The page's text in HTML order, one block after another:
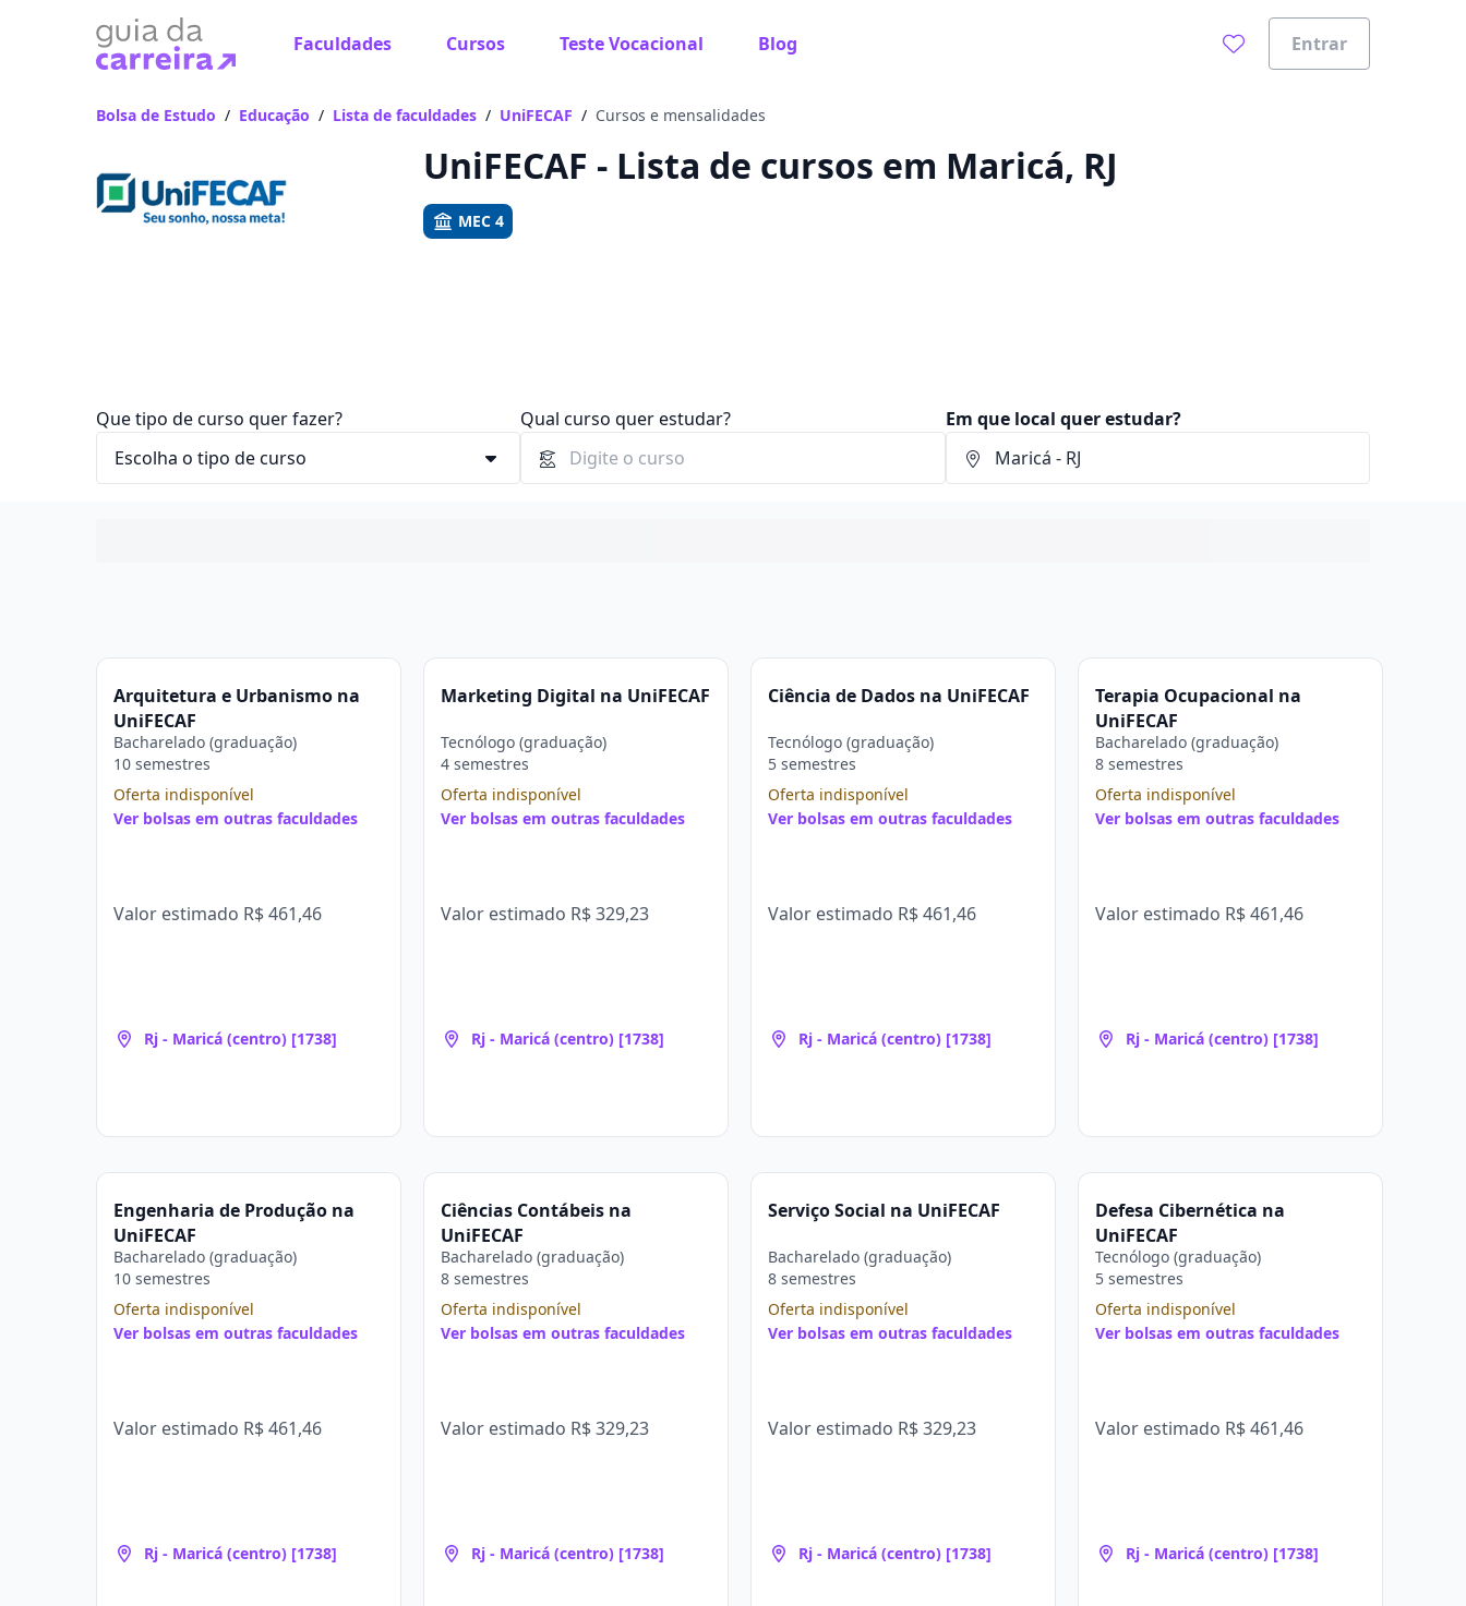
Faculdades Cursos Teste Vocacional Blog Entrar
Vamos te guiar no caminho ideal para seus estudos
Bolsa de Estudo / Educação / Lista de faculdades / UniFECAF / Cursos e mensalidades
UniFECAF - Lista de cursos em Maricá, RJ
MEC 4
Que tipo de curso quer fazer? Qual curso quer estudar? Em que local quer estudar?
Arquitetura e Urbanismo na
UniFECAF
Bacharelado (graduação)
10 semestres
Oferta indisponível
Ver bolsas em outras faculdades
Valor estimado R$ 461,46
Rj - Maricá (centro) [1738]
Marketing Digital na UniFECAF
Tecnólogo (graduação)
4 semestres
Oferta indisponível
Ver bolsas em outras faculdades
Valor estimado R$ 329,23
Rj - Maricá (centro) [1738]
Ciência de Dados na UniFECAF
Tecnólogo (graduação)
5 semestres
Oferta indisponível
Ver bolsas em outras faculdades
Valor estimado R$ 461,46
Rj - Maricá (centro) [1738]
Terapia Ocupacional na
UniFECAF
Bacharelado (graduação)
8 semestres
Oferta indisponível
Ver bolsas em outras faculdades
Valor estimado R$ 461,46
Rj - Maricá (centro) [1738]
Engenharia de Produção na
UniFECAF
Bacharelado (graduação)
10 semestres
Oferta indisponível
Ver bolsas em outras faculdades
Valor estimado R$ 461,46
Rj - Maricá (centro) [1738]
Ciências Contábeis na
UniFECAF
Bacharelado (graduação)
8 semestres
Oferta indisponível
Ver bolsas em outras faculdades
Valor estimado R$ 329,23
Rj - Maricá (centro) [1738]
Serviço Social na UniFECAF
Bacharelado (graduação)
8 semestres
Oferta indisponível
Ver bolsas em outras faculdades
Valor estimado R$ 329,23
Rj - Maricá (centro) [1738]
Defesa Cibernética na
UniFECAF
Tecnólogo (graduação)
5 semestres
Oferta indisponível
Ver bolsas em outras faculdades
Valor estimado R$ 461,46
Rj - Maricá (centro) [1738]